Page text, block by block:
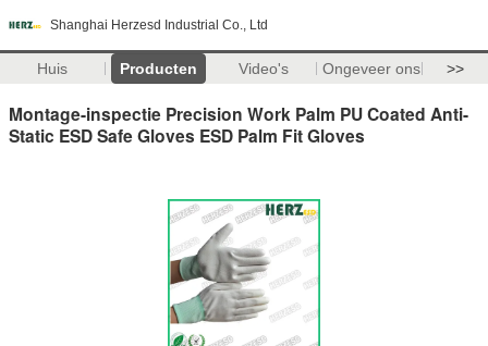
Shanghai Herzesd Industrial Co., Ltd
Huis Producten Video's Ongeveer ons >>
Montage-inspectie Precision Work Palm PU Coated Anti-
Static ESD Safe Gloves ESD Palm Fit Gloves